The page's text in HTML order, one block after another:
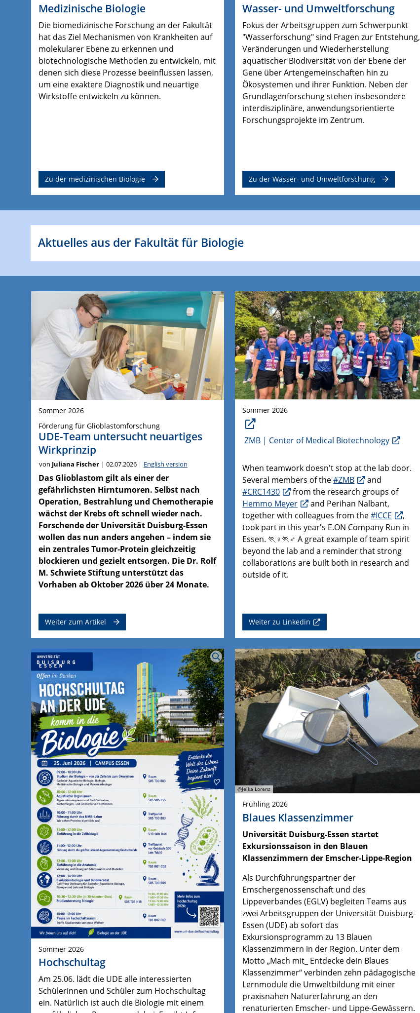
Medizinische Biologie
Die biomedizinische Forschung an der Fakultät
hat das Ziel Mechanismen von Krankheiten auf
molekularer Ebene zu erkennen und
biotechnologische Methoden zu entwickeln, mit
denen sich diese Prozesse beeinflussen lassen,
um eine exaktere Diagnostik und neuartige
Wirkstoffe entwickeln zu können.
Zu der medizinischen Biologie
Wasser- und Umweltforschung
Fokus der Arbeitsgruppen zum Schwerpunkt
"Wasserforschung" sind Fragen zur Entstehung,
Veränderungen und Wiederherstellung
aquatischer Biodiversität von der Ebene der
Gene über Artengemeinschaften hin zu
Ökosystemen und ihrer Funktion. Neben der
Grundlagenforschung stehen insbesondere
interdisziplinäre, anwendungsorientierte
Forschungsprojekte im Zentrum.
Zu der Wasser- und Umweltforschung
Aktuelles aus der Fakultät für Biologie
Sommer 2026
Förderung für Glioblastomforschung
UDE-Team untersucht neuartiges
Wirkprinzip
von Juliana Fischer 02.07.2026 English version
Das Glioblastom gilt als einer der
gefährlichsten Hirntumoren. Selbst nach
Operation, Bestrahlung und Chemotherapie
wächst der Krebs oft schnell wieder nach.
Forschende der Universität Duisburg-Essen
wollen das nun anders angehen – indem sie
ein zentrales Tumor-Protein gleichzeitig
blockieren und gezielt entsorgen. Die Dr. Rolf
M. Schwiete Stiftung unterstützt das
Vorhaben ab Oktober 2026 über 24 Monate.
Weiter zum Artikel
Sommer 2026
ZMB | Center of Medical Biotechnology
When teamwork doesn't stop at the lab door.
Several members of the#ZMB
and
#CRC1430
from the research groups of
Hemmo Meyer
and Perihan Nalbant,
together with colleagues from the#ICCE
,
took part in this year's E.ON Company Run in
Essen. 🏃♀️🏃♂️ A great example of team spirit
beyond the lab and a reminder that strong
collaborations are built both in research and
outside of it.
Weiter zu Linkedin
Sommer 2026
Hochschultag
Am 25.06. lädt die UDE alle interessierten
Schülerinnen und Schüler zum Hochschultag
ein. Natürlich ist auch die Biologie mit einem
@Jelka Lorenz
Frühling 2026
Blaues Klassenzimmer
Universität Duisburg-Essen startet
Exkursionssaison in den Blauen
Klassenzimmern der Emscher-Lippe-Region
Als Durchführungspartner der
Emschergenossenschaft und des
Lippeverbandes (EGLV) begleiten Teams aus
zwei Arbeitsgruppen der Universität Duisburg-
Essen (UDE) ab sofort das
Exkursionsprogramm zu 13 Blauen
Klassenzimmern in der Region. Unter dem
Motto „Mach mit_ Entdecke dein Blaues
Klassenzimmer“ verbinden zehn pädagogische
Lernmodule die Umweltbildung mit einer
praxisnahen Naturerfahrung an den
renaturierten Emscher- und Lippe-Gewässern.